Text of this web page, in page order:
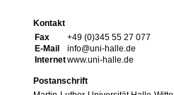
Kontakt
Fax
+49 (0)345 55 27 077
E-Mail
info@uni-halle.de
Internetwww.uni-halle.de
Postanschrift